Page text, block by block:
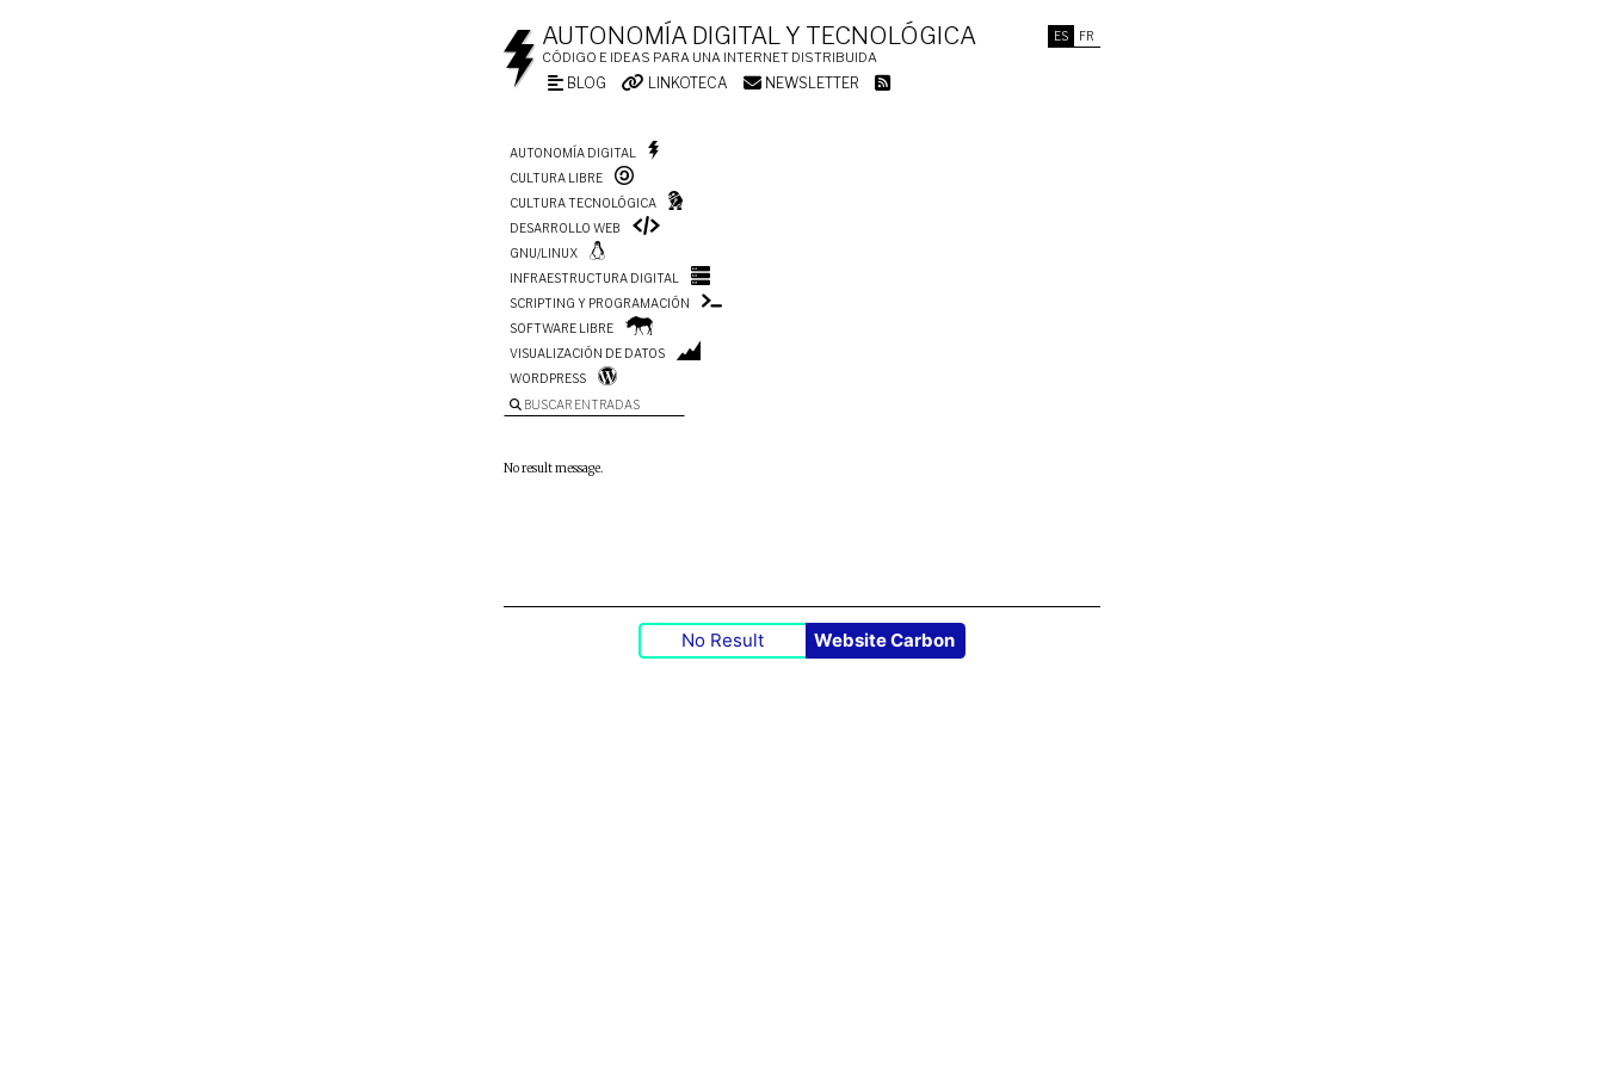
ES FR
AUTONOMÍA DIGITAL Y TECNOLÓGICA
CÓDIGO E IDEAS PARA UNA INTERNET DISTRIBUIDA
BLOG LINKOTECA NEWSLETTER
AUTONOMÍA DIGITAL
CULTURA LIBRE
CULTURA TECNOLÓGICA
DESARROLLO WEB
GNU/LINUX
INFRAESTRUCTURA DIGITAL
SCRIPTING Y PROGRAMACIÓN
SOFTWARE LIBRE
VISUALIZACIÓN DE DATOS
WORDPRESS
BUSCAR ENTRADAS
No result message.
No Result Website Carbon